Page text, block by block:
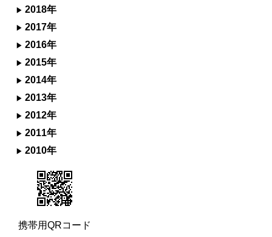
2018年
2017年
2016年
2015年
2014年
2013年
2012年
2011年
2010年
携帯用QRコード